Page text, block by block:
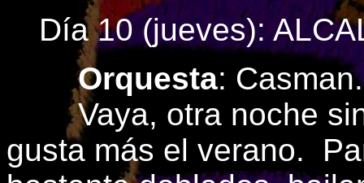
Día 10 (jueves):
Orquesta: Casman.
Vaya, otra noche sin
gusta más el verano.